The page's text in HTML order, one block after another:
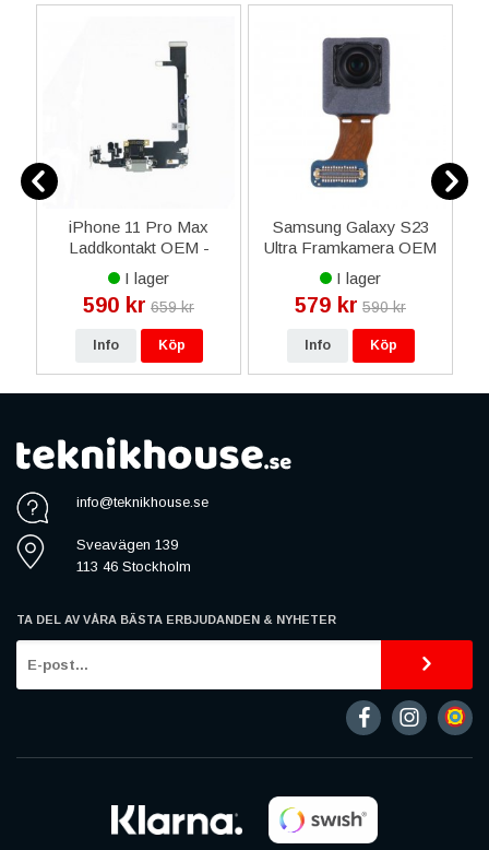
iPhone 11 Pro Max
Laddkontakt OEM -
Silver
I lager
590 kr 659 kr
Info Köp
Samsung Galaxy S23
Ultra Framkamera OEM
I lager
579 kr 590 kr
Info Köp
info@teknikhouse.se
Sveavägen 139
113 46 Stockholm
TA DEL AV VÅRA BÄSTA ERBJUDANDEN & NYHETER